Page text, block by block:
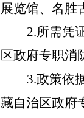
展览馆、名胜
2.所需凭
区政府专职消
3.政策依
藏自治区政府